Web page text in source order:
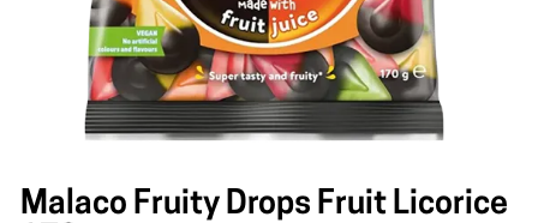
Malaco Fruity Drops Fruit Licorice